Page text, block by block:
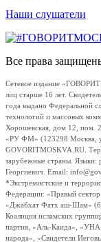
Наши слушатели
Все права
Сетевое издание
лиц старше 16 лет.
года выдано Федеральной
технологий и массовых
Хорошевская, дом 12, пом.
«РУ ФМ» (123298 Москва,
GOVORITMOSKVA.RU.
зарубежные страны. Языки:
Георгиевич. Email:
*Экстремистские и
Федерации: «Правый
«Джабхат Фатх аш-Шам»
Коалиция исламских
партия, «Аль-Каида»,
народа», «Свидетели